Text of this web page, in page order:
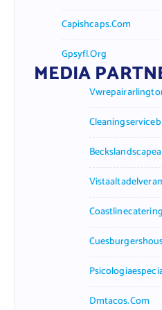
Capishcaps.com
Gpsyfl.org
MEDIA
Dmtacos.com